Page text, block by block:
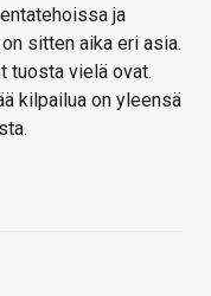
ja
sitten aika eri asia.
tuosta vielä ovat.
kilpailua on yleensä